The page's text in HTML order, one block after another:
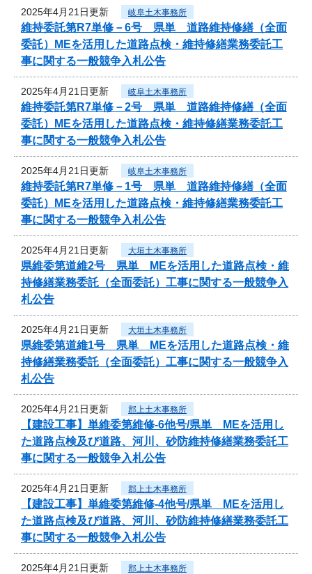
2025年4月21日更新 岐阜土木事務所
維持委託第R7単修－6号 県単 道路維持修繕（全面
委託）MEを活用した道路点検・維持修繕業務委託工
事に関する一般競争入札公告
2025年4月21日更新 岐阜土木事務所
維持委託第R7単修－2号 県単 道路維持修繕（全面
委託）MEを活用した道路点検・維持修繕業務委託工
事に関する一般競争入札公告
2025年4月21日更新 岐阜土木事務所
維持委託第R7単修－1号 県単 道路維持修繕（全面
委託）MEを活用した道路点検・維持修繕業務委託工
事に関する一般競争入札公告
2025年4月21日更新 大垣土木事務所
県維委第道維2号 県単 MEを活用した道路点検・維
持修繕業務委託（全面委託）工事に関する一般競争入
札公告
2025年4月21日更新 大垣土木事務所
県維委第道維1号 県単 MEを活用した道路点検・維
持修繕業務委託（全面委託）工事に関する一般競争入
札公告
2025年4月21日更新 郡上土木事務所
【建設工事】単維委第維修‐6他号/県単 MEを活用し
た道路点検及び道路、河川、砂防維持修繕業務委託工
事に関する一般競争入札公告
2025年4月21日更新 郡上土木事務所
【建設工事】単維委第維修‐4他号/県単 MEを活用し
た道路点検及び道路、河川、砂防維持修繕業務委託工
事に関する一般競争入札公告
2025年4月21日更新 郡上土木事務所